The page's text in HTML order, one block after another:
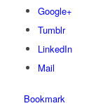
Google+
Tumblr
LinkedIn
Mail
Bookmark